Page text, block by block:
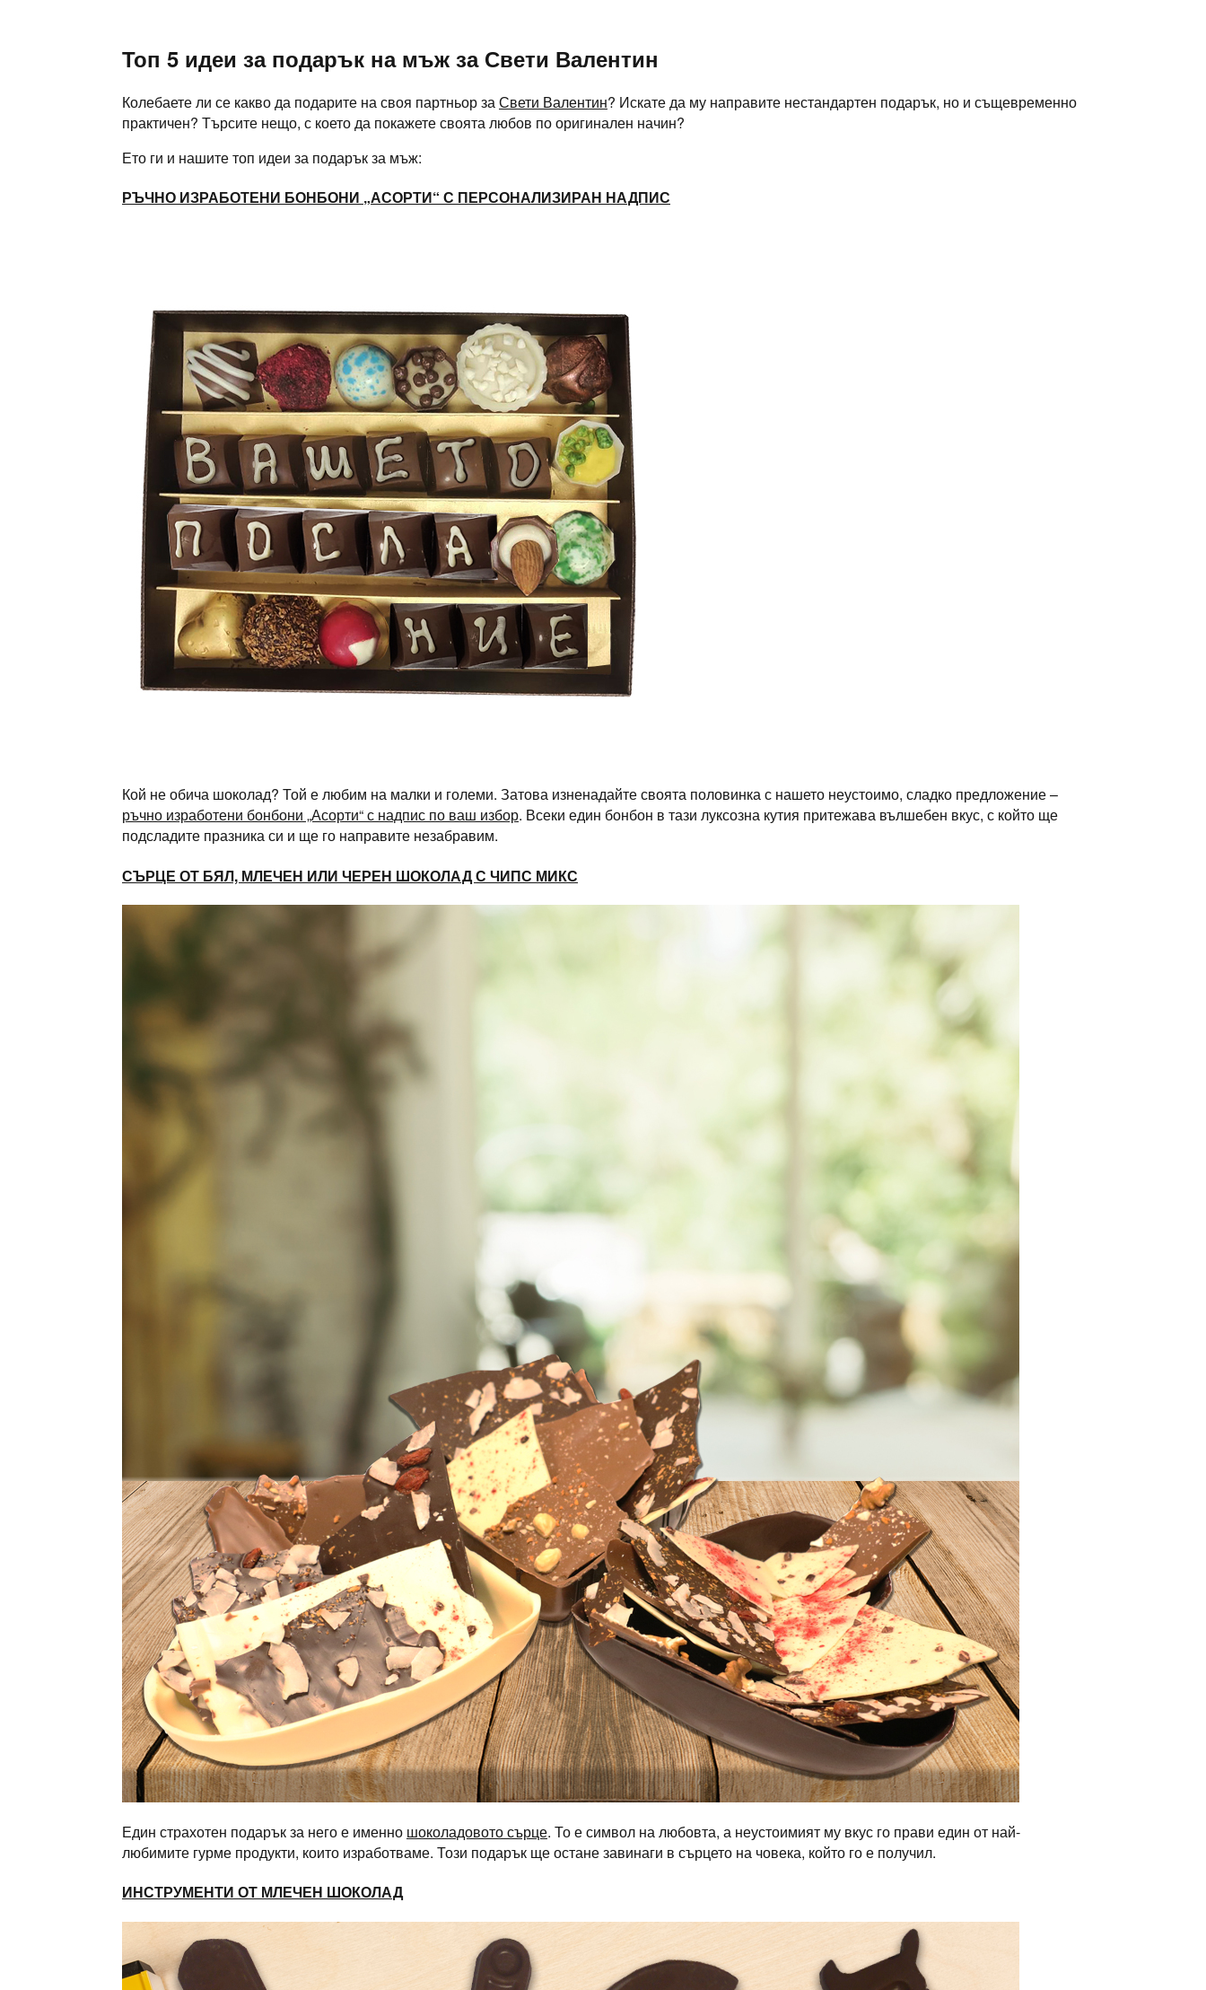
Топ 5 идеи за подарък на мъж за Свети Валентин
Колебаете ли се какво да подарите на своя партньор заСвети Валентин? Искате да му направите нестандартен подарък, но и същевременно
практичен? Търсите нещо, с което да покажете своята любов по оригинален начин?
Ето ги и нашите топ идеи за подарък за мъж:
РЪЧНО ИЗРАБОТЕНИ БОНБОНИ „АСОРТИ“ С ПЕРСОНАЛИЗИРАН НАДПИС
Кой не обича шоколад? Той е любим на малки и големи. Затова изненадайте своята половинка с нашето неустоимо, сладко предложение –
ръчно изработени бонбони „Асорти“ с надпис по ваш избор. Всеки един бонбон в тази луксозна кутия притежава вълшебен вкус, с който ще
подсладите празника си и ще го направите незабравим.
СЪРЦЕ ОТ БЯЛ, МЛЕЧЕН ИЛИ ЧЕРЕН ШОКОЛАД С ЧИПС МИКС
Един страхотен подарък за него е именно шоколадовото сърце. То е символ на любовта, а неустоимият му вкус го прави един от най-
любимите гурме продукти, които изработваме. Този подарък ще остане завинаги в сърцето на човека, който го е получил.
ИНСТРУМЕНТИ ОТ МЛЕЧЕН ШОКОЛАД